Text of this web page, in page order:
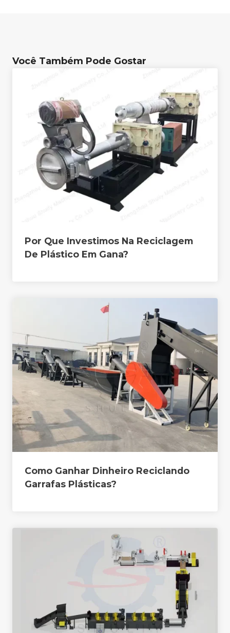
Você Também Pode Gostar
Por Que Investimos Na Reciclagem
De Plástico Em Gana?
Como Ganhar Dinheiro Reciclando
Garrafas Plásticas?